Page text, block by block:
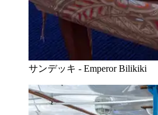
サンデッキ - Emperor Bilikiki